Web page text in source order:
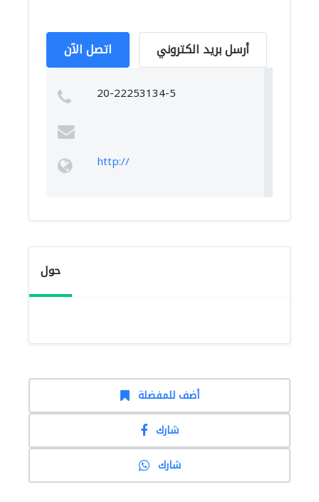
اتصل الآن أرسل بريد الكتروني
20-22253134-5
http://
حول
أضف للمفضلة
شارك
شارك